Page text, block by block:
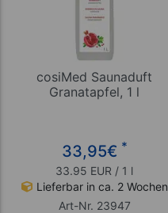
cosiMed Saunaduft
Granatapfel, 1 l
33,95€ *
33.95 EUR / 1 l
Lieferbar in ca. 2 Wochen
Art-Nr. 23947